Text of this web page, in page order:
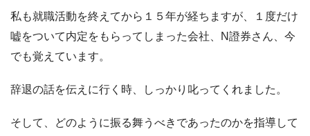
私も就職活動を終えてから１５年が経ちますが、１度だけ
嘘をついて内定をもらってしまった会社、N證券さん、今
でも覚えています。
辞退の話を伝えに行く時、しっかり叱ってくれました。
そして、どのように振る舞うべきであったのかを指導して